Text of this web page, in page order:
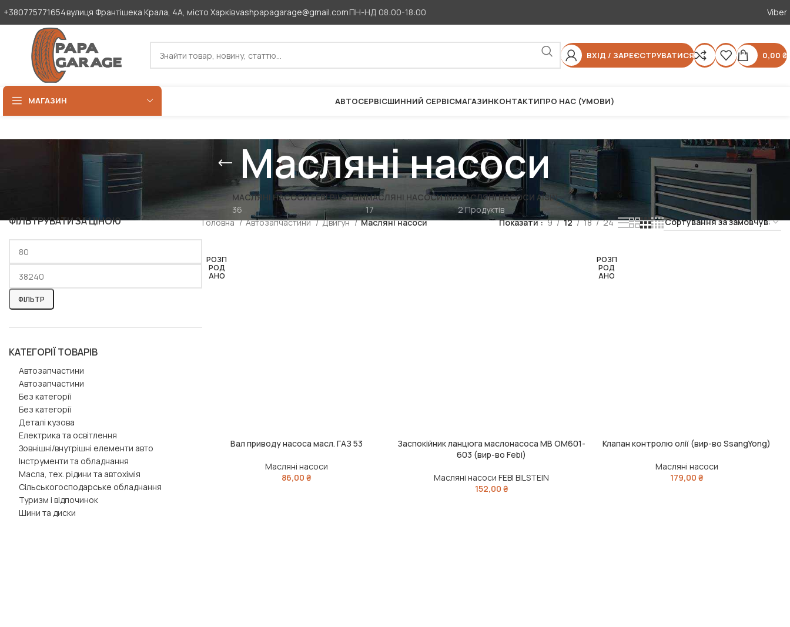
+380775771654вулиця Франтішека Крала, 4А, місто Харківvashpapagarage@gmail.comПН-НД 08:00-18:00 Viber
ВХІД / ЗАРЕЄСТРУВАТИСЯ 0,00 ₴
МАГАЗИН АВТОСЕРВІСШИННИЙ СЕРВІСМАГАЗИНКОНТАКТИПРО НАС (УМОВИ)
Масляні насоси
МАСЛЯНІ НАСОСИ FEBI BILSTEIN
36
МАСЛЯНІ НАСОСИ INA
17
МАСЛЯНІ НАСОСИ AISIN
2 Продуктів
ФІЛЬТРУВАТИ ЗА ЦІНОЮ
ФІЛЬТР
КАТЕГОРІЇ ТОВАРІВ
Автозапчастини
Автозапчастини
Без категорії
Без категорії
Деталі кузова
Електрика та освітлення
Зовнішні/внутрішні елементи авто
Інструменти та обладнання
Масла, тех. рідини та автохімія
Сільськогосподарське обладнання
Туризм і відпочинок
Шини та диски
Головна Автозапчастини Двигун Масляні насоси Показати 9 12 18 24
РОЗП
РОД
АНО
ЧИТАТИ ДАЛІВал приводу насоса масл. ГАЗ 53
Масляні насоси
86,00 ₴
ДОДАТИ В КОШИК
Заспокійник ланцюга маслонасоса MB OM601-
603 (вир-во Febi)
Масляні насоси FEBI BILSTEIN
152,00 ₴
РОЗП
РОД
АНО
ЧИТАТИ ДАЛІ
Клапан контролю олії (вир-во SsangYong)
Масляні насоси
179,00 ₴